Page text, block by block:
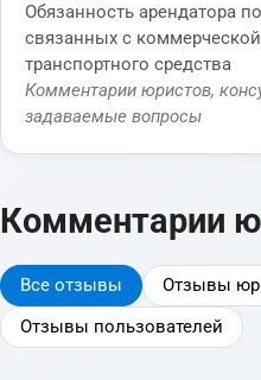
Обязанность арендатора
связанных с
транспортного средства
Комментарии юристов,
задаваемые вопросы
Комментарии
Все отзывы
Отзывы
Отзывы пользователей